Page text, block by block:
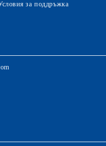
за поддръжка